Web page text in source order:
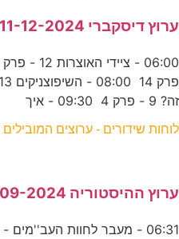
ערוץ דיסקברי 11-12-2024
זה? 9 - פרק 4 09:30 - איך
לוחות שידורים - ערוצים המובילים
ערוץ ההיסטוריה 27-09-2024